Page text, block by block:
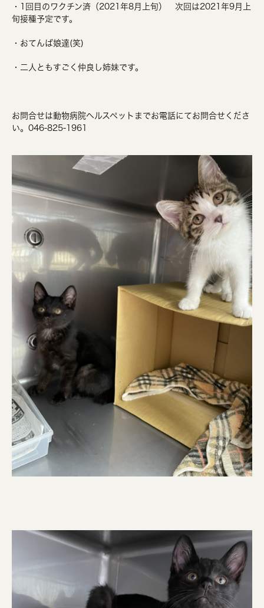
・1回目のワクチン済（2021年8月上旬） 次回は2021年9月上
旬接種予定です。
・おてんば娘達(笑)
・二人ともすごく仲良し姉妹です。
お問合せは動物病院ヘルスペットまでお電話にてお問合せくださ
い。046-825-1961